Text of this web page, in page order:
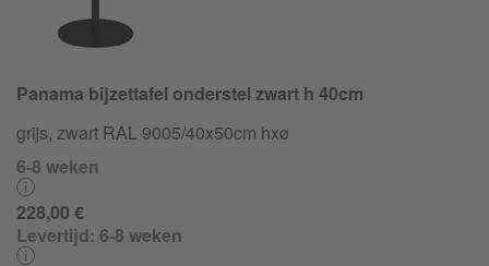
Panama bijzettafel onderstel zwart h 40cm
grijs, zwart RAL 9005/40x50cm hxø
6-8 weken
228,00 €
Levertijd: 6-8 weken